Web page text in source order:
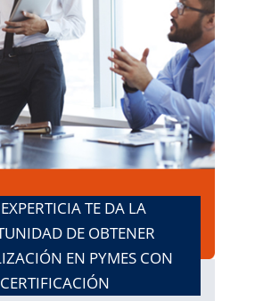
TE DA LA
DE OBTENER
EN PYMES CON
CERTIFICACIÓN